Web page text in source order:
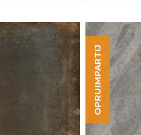
OPRUIMPARTIJ